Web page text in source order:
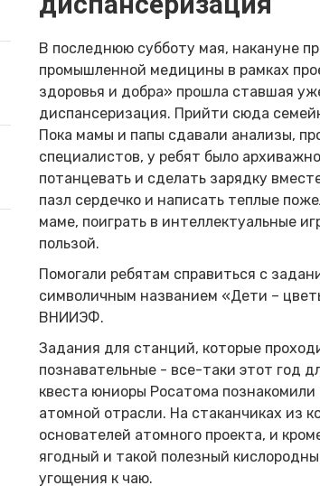
В последнюю субботу мая, накануне
промышленной медицины в рамках
здоровья и добра» прошла ставшая
диспансеризация. Прийти сюда
Пока мамы и папы сдавали анализы,
специалистов, у ребят было
потанцевать и сделать зарядку
пазл сердечко и написать теплые
маме, поиграть в интеллектуальные
пользой.
Помогали ребятам справиться с
символичным названием «Дети –
ВНИИЭФ.
Задания для станций, которые
познавательные - все-таки этот год
квеста юниоры Росатома
атомной отрасли. На стаканчиках из
основателей атомного проекта, и
ягодный и такой полезный
угощения к чаю.